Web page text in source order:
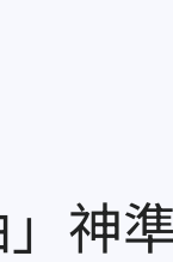
神